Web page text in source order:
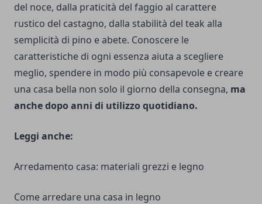
del noce, dalla praticità del faggio al carattere
rustico del castagno, dalla stabilità del teak alla
semplicità di pino e abete. Conoscere le
caratteristiche di ogni essenza aiuta a scegliere
meglio, spendere in modo più consapevole e creare
una casa bella non solo il giorno della consegna, ma
anche dopo anni di utilizzo quotidiano.
Leggi anche:
Arredamento casa: materiali grezzi e legno
Come arredare una casa in legno